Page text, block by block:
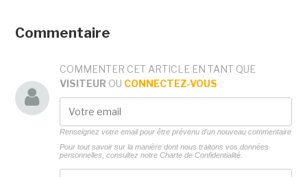
Commentaire
COMMENTER CET ARTICLE EN TANT QUE
VISITEUR OU CONNECTEZ-VOUS
Renseignez votre email pour être prévenu d'un nouveau commentaire
Pour tout savoir sur la manière dont nous traitons vos données
personnelles, consultez notre Charte de Confidentialité.